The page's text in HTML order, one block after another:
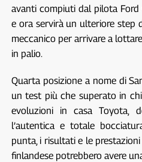
avanti compiuti dal pilota
e ora servirà un ulteriore step
meccanico per arrivare a
in palio.
Quarta posizione a nome di
un test più che superato in
evoluzioni in casa Toyota,
l’autentica e totale
punta, i risultati e le
finlandese potrebbero avere